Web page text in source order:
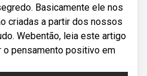
Basicamente ele nos
criadas a partir dos nossos
Webentão, leia este artigo
o pensamento positivo em